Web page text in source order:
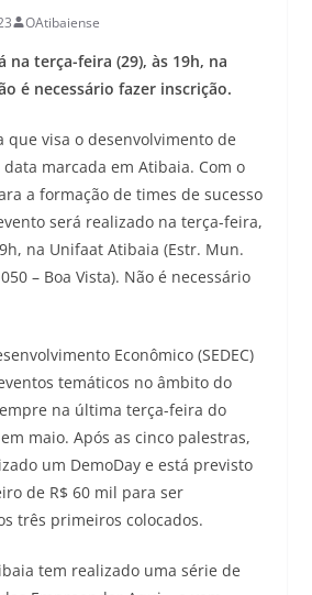
OAtibaiense
na terça-feira (29), às 19h, na
é necessário fazer inscrição.
que visa o desenvolvimento de
marcada em Atibaia. Com o
a formação de times de sucesso
será realizado na terça-feira,
na Unifaat Atibaia (Estr. Mun.
– Boa Vista). Não é necessário
Econômico (SEDEC)
temáticos no âmbito do
na última terça-feira do
maio. Após as cinco palestras,
um DemoDay e está previsto
de R$ 60 mil para ser
três primeiros colocados.
tem realizado uma série de